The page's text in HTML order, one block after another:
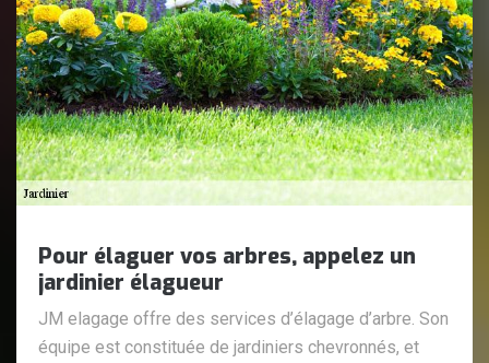
Pour élaguer vos arbres, appelez un
jardinier élagueur
JM elagage offre des services d’élagage d’arbre. Son
équipe est constituée de jardiniers chevronnés, et